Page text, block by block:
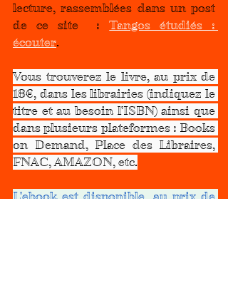
lecture, rassemblées dans un post
de ce site  : Tangos étudiés :
écouter.
Vous trouverez le livre, au prix de
18€, dans les librairies (indiquez le
titre et au besoin l'ISBN) ainsi que
dans plusieurs plateformes : Books
on Demand, Place des Libraires,
FNAC, AMAZON, etc.
L'ebook est disponible, au prix de